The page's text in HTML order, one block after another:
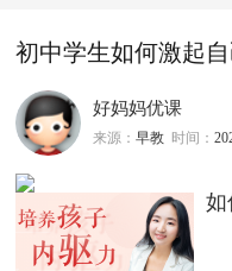
初中学生如何激起
好妈妈优课
来源： 早教 时间：
如